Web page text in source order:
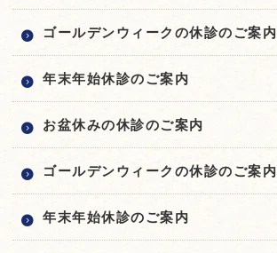
ゴールデンウィークの休診のご案内
年末年始休診のご案内
お盆休みの休診のご案内
ゴールデンウィークの休診のご案内
年末年始休診のご案内